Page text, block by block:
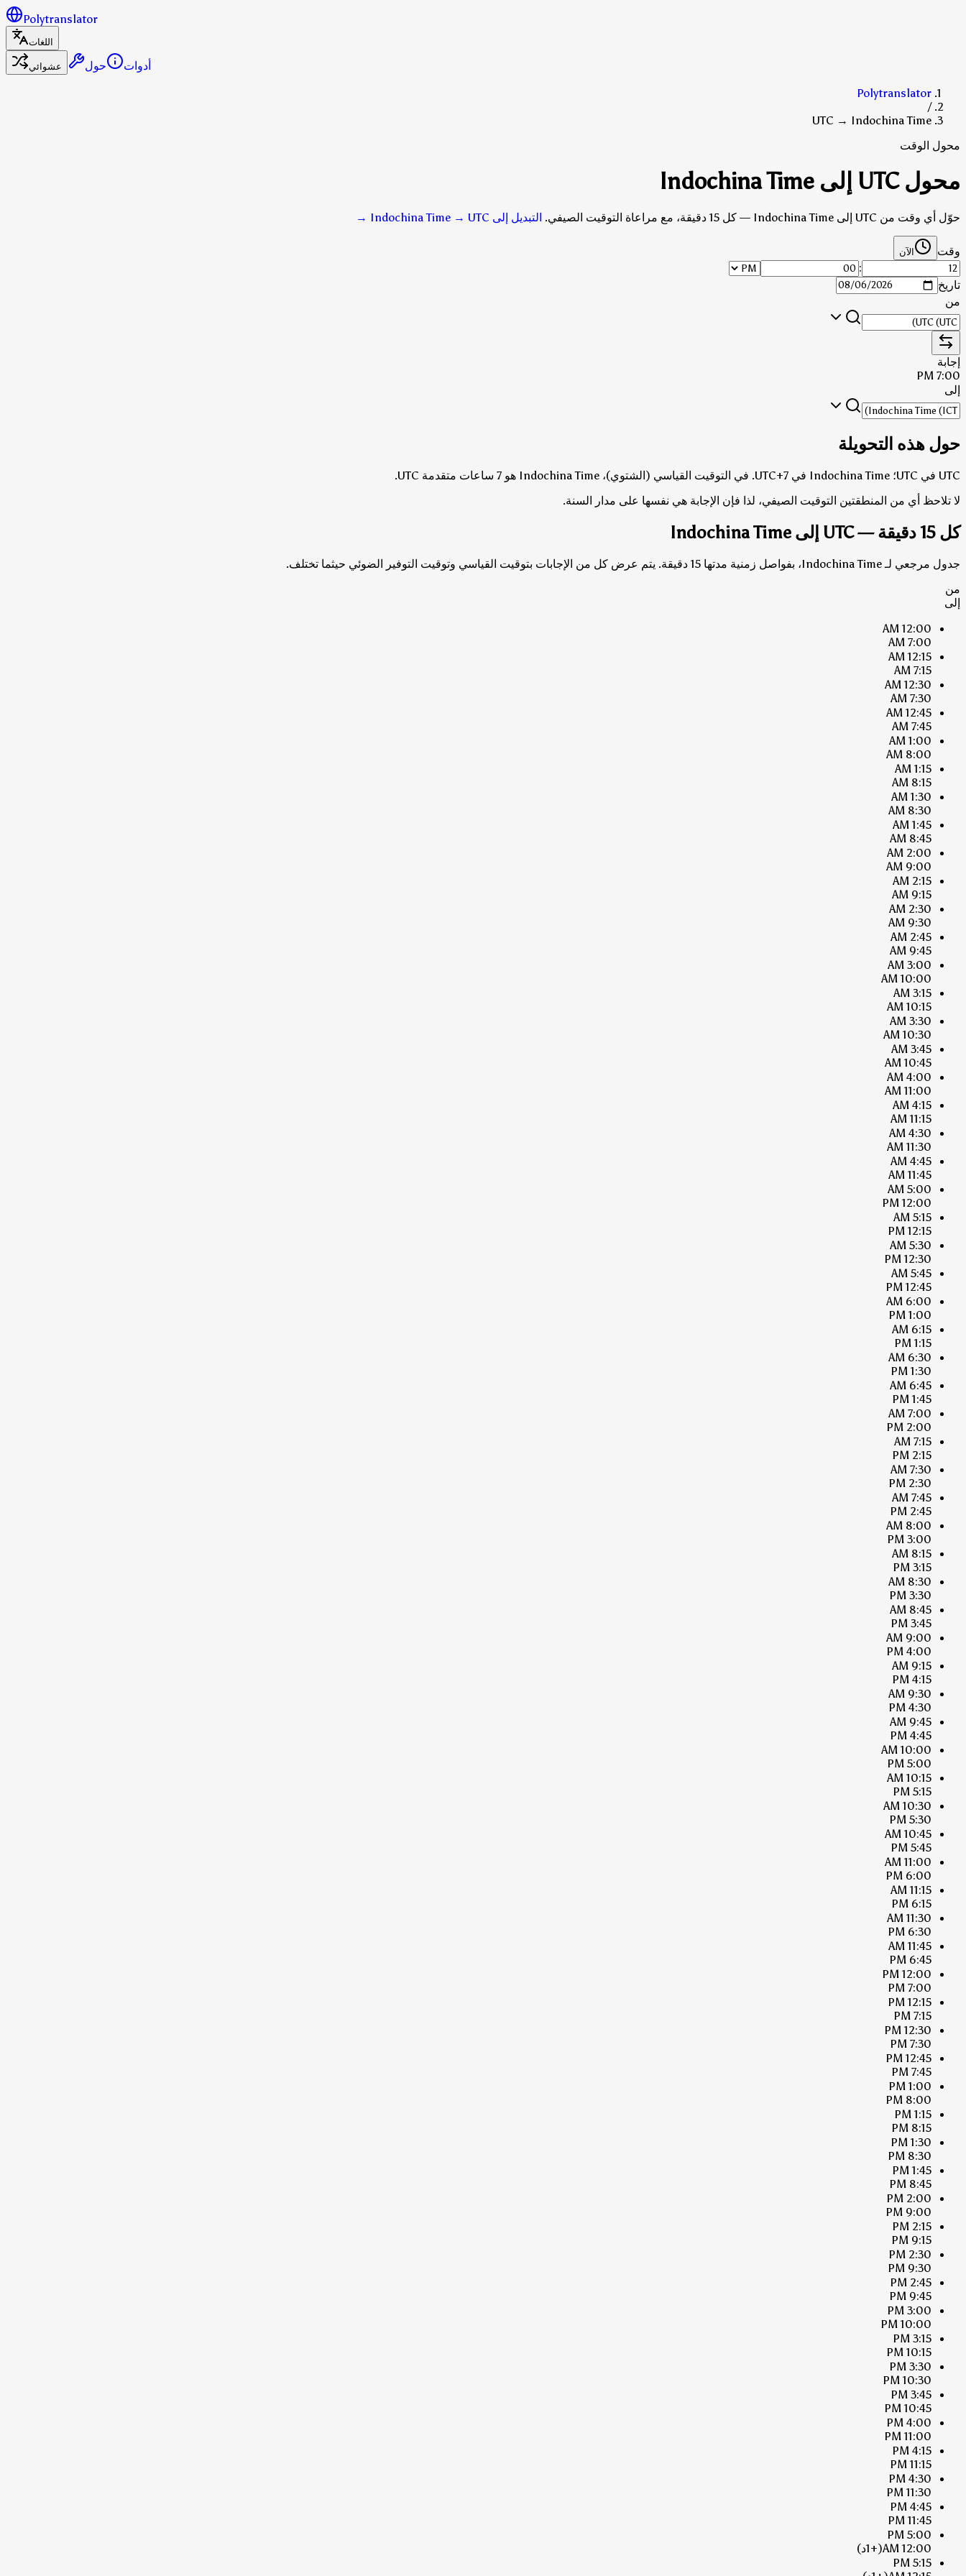
Polytranslator
اللغات
عشوائي
أدوات
حول
Polytranslator
/
UTC → Indochina Time
محول الوقت
محول UTC إلى Indochina Time
حوّل أي وقت من UTC إلى Indochina Time — كل 15 دقيقة، مع مراعاة التوقيت الصيفي. التبديل إلى Indochina Time → UTC →
وقت الآن
:
تاريخ
من
إجابة
7:00 PM
إلى
حول هذه التحويلة
UTC في UTC؛ Indochina Time في UTC+7.
في التوقيت القياسي (الشتوي)، Indochina Time هو 7 ساعات متقدمة UTC.
لا تلاحظ أي من المنطقتين التوقيت الصيفي، لذا فإن الإجابة هي نفسها على مدار السنة.
كل 15 دقيقة — UTC إلى Indochina Time
جدول مرجعي لـ Indochina Time، بفواصل زمنية مدتها 15 دقيقة. يتم عرض كل من الإجابات بتوقيت القياسي وتوقيت التوفير الضوئي حيثما تختلف.
من
إلى
12:00 AM
7:00 AM
12:15 AM
7:15 AM
12:30 AM
7:30 AM
12:45 AM
7:45 AM
1:00 AM
8:00 AM
1:15 AM
8:15 AM
1:30 AM
8:30 AM
1:45 AM
8:45 AM
2:00 AM
9:00 AM
2:15 AM
9:15 AM
2:30 AM
9:30 AM
2:45 AM
9:45 AM
3:00 AM
10:00 AM
3:15 AM
10:15 AM
3:30 AM
10:30 AM
3:45 AM
10:45 AM
4:00 AM
11:00 AM
4:15 AM
11:15 AM
4:30 AM
11:30 AM
4:45 AM
11:45 AM
5:00 AM
12:00 PM
5:15 AM
12:15 PM
5:30 AM
12:30 PM
5:45 AM
12:45 PM
6:00 AM
1:00 PM
6:15 AM
1:15 PM
6:30 AM
1:30 PM
6:45 AM
1:45 PM
7:00 AM
2:00 PM
7:15 AM
2:15 PM
7:30 AM
2:30 PM
7:45 AM
2:45 PM
8:00 AM
3:00 PM
8:15 AM
3:15 PM
8:30 AM
3:30 PM
8:45 AM
3:45 PM
9:00 AM
4:00 PM
9:15 AM
4:15 PM
9:30 AM
4:30 PM
9:45 AM
4:45 PM
10:00 AM
5:00 PM
10:15 AM
5:15 PM
10:30 AM
5:30 PM
10:45 AM
5:45 PM
11:00 AM
6:00 PM
11:15 AM
6:15 PM
11:30 AM
6:30 PM
11:45 AM
6:45 PM
12:00 PM
7:00 PM
12:15 PM
7:15 PM
12:30 PM
7:30 PM
12:45 PM
7:45 PM
1:00 PM
8:00 PM
1:15 PM
8:15 PM
1:30 PM
8:30 PM
1:45 PM
8:45 PM
2:00 PM
9:00 PM
2:15 PM
9:15 PM
2:30 PM
9:30 PM
2:45 PM
9:45 PM
3:00 PM
10:00 PM
3:15 PM
10:15 PM
3:30 PM
10:30 PM
3:45 PM
10:45 PM
4:00 PM
11:00 PM
4:15 PM
11:15 PM
4:30 PM
11:30 PM
4:45 PM
11:45 PM
5:00 PM
12:00 AM
(+1د)
5:15 PM